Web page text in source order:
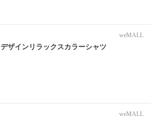
weMALL
デザインリラックスカラーシャツ
weMALL